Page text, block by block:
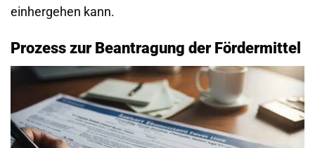
einhergehen kann.
Prozess zur Beantragung der Fördermittel